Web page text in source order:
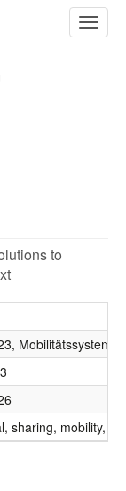
ein-/
to
Mobilitätssystem,
sharing, mobility,